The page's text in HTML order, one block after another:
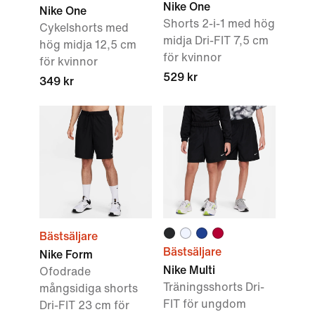
Nike One
Cykelshorts med
hög midja 12,5 cm
för kvinnor
349 kr
Nike One
Shorts 2-i-1 med hög
midja Dri-FIT 7,5 cm
för kvinnor
529 kr
Bästsäljare
Nike Form
Ofodrade
mångsidiga shorts
Dri-FIT 23 cm för
Bästsäljare
Nike Multi
Träningsshorts Dri-
FIT för ungdom